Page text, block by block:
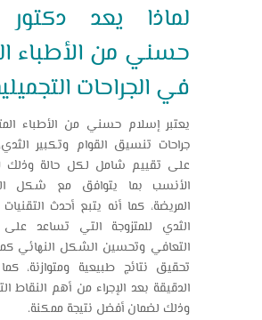
لماذا يعد
حسني من الأطباء
في الجراحات
يعتبر إسلام حسني من الأطباء
جراحات تنسيق القوام وتكبير
على تقييم شامل لكل حالة وذلك
الأنسب بما يتوافق مع شكل
المريضة، كما أنه يتبع أحدث
الثدي للمتزوجة التي تساعد
التعافي وتحسين الشكل النهائي
تحقيق نتائج طبيعية ومتوازنة،
الدقيقة بعد الإجراء من أهم النقاط
وذلك لضمان أفضل نتيجة ممكنة.